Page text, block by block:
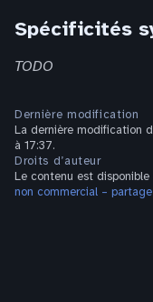
Spécificités
TODO
Dernière modification
La dernière modification
à 17:37.
Droits d’auteur
Le contenu est disponible
non commercial –